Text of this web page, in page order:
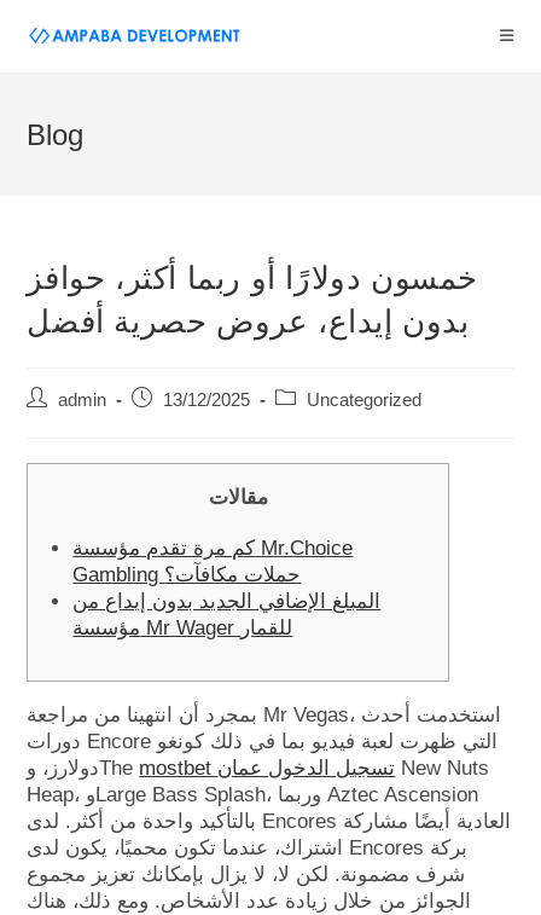
Blog
خمسون دولارًا أو ربما أكثر، حوافز
بدون إيداع، عروض حصرية أفضل
admin 13/12/2025 Uncategorized
مقالات
كم مرة تقدم مؤسسة Mr.Choice
Gambling حملات مكافآت؟
المبلغ الإضافي الجديد بدون إيداع من
مؤسسة Mr Wager للقمار
بمجرد أن انتهينا من مراجعة Mr Vegas، استخدمت أحدث
دورات Encore التي ظهرت لعبة فيديو بما في ذلك كونغو
دولارز، وThe
mostbet تسجيل الدخول عمان New Nuts
Heap، وLarge Bass Splash، وربما Aztec Ascension
بالتأكيد واحدة من أكثر. لدى Encores العادية أيضًا مشاركة
اشتراك، عندما تكون محميًا، يكون لدى Encores بركة
شرف مضمونة. لكن لا، لا يزال بإمكانك تعزيز مجموع
الجوائز من خلال زيادة عدد الأشخاص. ومع ذلك، هناك